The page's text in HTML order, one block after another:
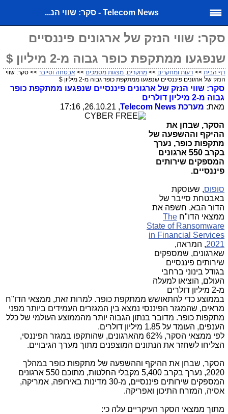
Telecom News - סקר: שווי הנ...
סקר: שווי הנזק של ארגונים פיננסיים
שנפגעו ממתקפת כופר גבוה מ-2 מיליון $
דף הבית >> דעות ומחקרים >> מחקרים, מצגות מסמכים >> אבטחה וסייבר >> סקר: שווי
הנזק של ארגונים פיננסיים שנפגעו ממתקפת כופר גבוה מ-2 מיליון $
סקר: שווי הנזק של ארגונים פיננסיים שנפגעו ממתקפת כופר
גבוה מ-2 מיליון דולרים
מאת: מערכת Telecom News
, 26.10.21, 17:16
הסקר, שבחן את
ההיקף וההשפעה של
מתקפות כופר, נערך
בקרב 550 ארגונים
המספקים שירותים
פיננסיים.
סופוס, שעוסקת
באבטחת סייבר של
הדור הבא, חשפה את
ממצאי הדו"ח The
State of Ransomware
in Financial Services
2021, המראה,
שארגונים, שמספקים
שירותים פיננסיים
בגודל בינוני ברחבי
העולם, הוציאו למעלה
מ-2 מיליון דולרים
בממוצע כדי להתאושש ממתקפת כופר. למרות זאת, ממצאי הדו"ח
מראים, שהמגזר הפיננסי נמצא בין המגזרים העמידים ביותר מפני
מתקפות כופר. מדובר בנתון הגבוה יותר מהממוצע העולמי של כלל
הענפים, העומד על 1.85 מיליון דולרים.
לפי ממצאי הסקר, 62% מהארגונים, שהותקפו במגזר הפיננסי,
הצליחו לשחזר את הנתונים המוצפנים מתוך מערך הגיבויים.
הסקר, שבחן את ההיקף וההשפעה של מתקפות כופר במהלך
2020, נערך בקרב 5,400 מקבלי החלטות, מתוכם 550 ארגונים
המספקים שירותים פיננסיים, מ-30 מדינות באירופה, אמריקה,
אסיה, המזרח התיכון ואפריקה.
מתוך ממצאי הסקר העיקריים עלה כי: